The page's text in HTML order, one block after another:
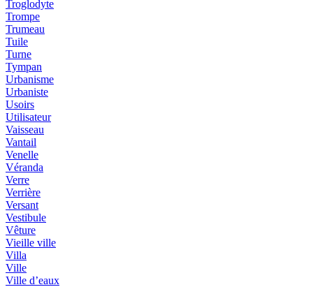
Troglodyte
Trompe
Trumeau
Tuile
Turne
Tympan
Urbanisme
Urbaniste
Usoirs
Utilisateur
Vaisseau
Vantail
Venelle
Véranda
Verre
Verrière
Versant
Vestibule
Vêture
Vieille ville
Villa
Ville
Ville d’eaux